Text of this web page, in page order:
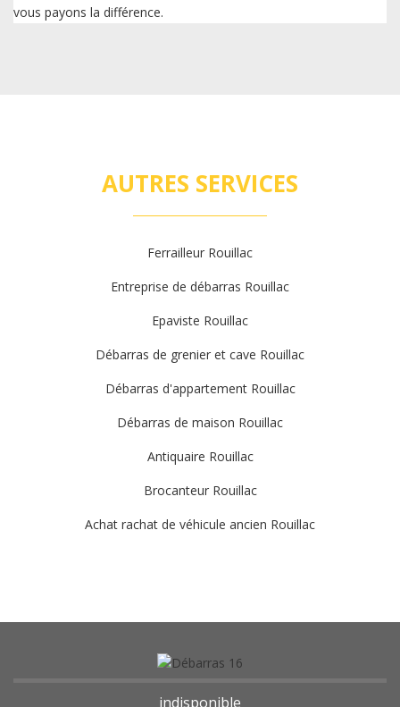
vous payons la différence.
AUTRES SERVICES
Ferrailleur Rouillac
Entreprise de débarras Rouillac
Epaviste Rouillac
Débarras de grenier et cave Rouillac
Débarras d'appartement Rouillac
Débarras de maison Rouillac
Antiquaire Rouillac
Brocanteur Rouillac
Achat rachat de véhicule ancien Rouillac
indisponible